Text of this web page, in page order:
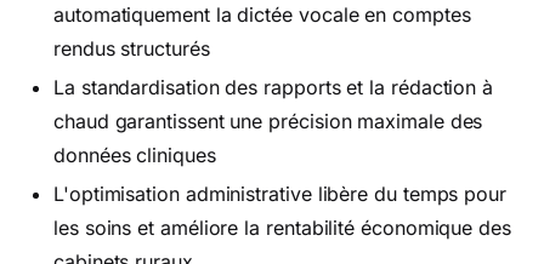
automatiquement la dictée vocale en comptes
rendus structurés
La standardisation des rapports et la rédaction à
chaud garantissent une précision maximale des
données cliniques
L'optimisation administrative libère du temps pour
les soins et améliore la rentabilité économique des